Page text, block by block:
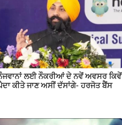
ਲਈ ਨੌਕਰੀਆਂ ਦੇ ਨਵੇਂ ਅਵਸਰ ਕਿਵੇਂ
ਕੀਤੇ ਜਾਣ ਅਸੀਂ ਦੱਸਾਂਗੇ- ਹਰਜੋਤ ਬੈਂਸ